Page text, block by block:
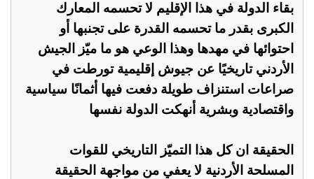
بقاء الدولة في هذا الإقليم لا تحسمه المعارك
الكبرى بقدر ما تحسمه القدرة على تجنبها أو
احتوائها في مهدها وهذا الوعي هو ما ميّز الجيش
الأردني تاريخيًا عن جيوش إقليمية تورطت في
صراعات استنزاف طويلة دفعت فيها أثمانًا سياسية
واقتصادية وبشرية أنهكت الدولة نفسها
الحقيقة ان كل هذا التميّز التاريخي للقوات
المسلحة الأردنية لا يعفي من مواجهة الحقيقة